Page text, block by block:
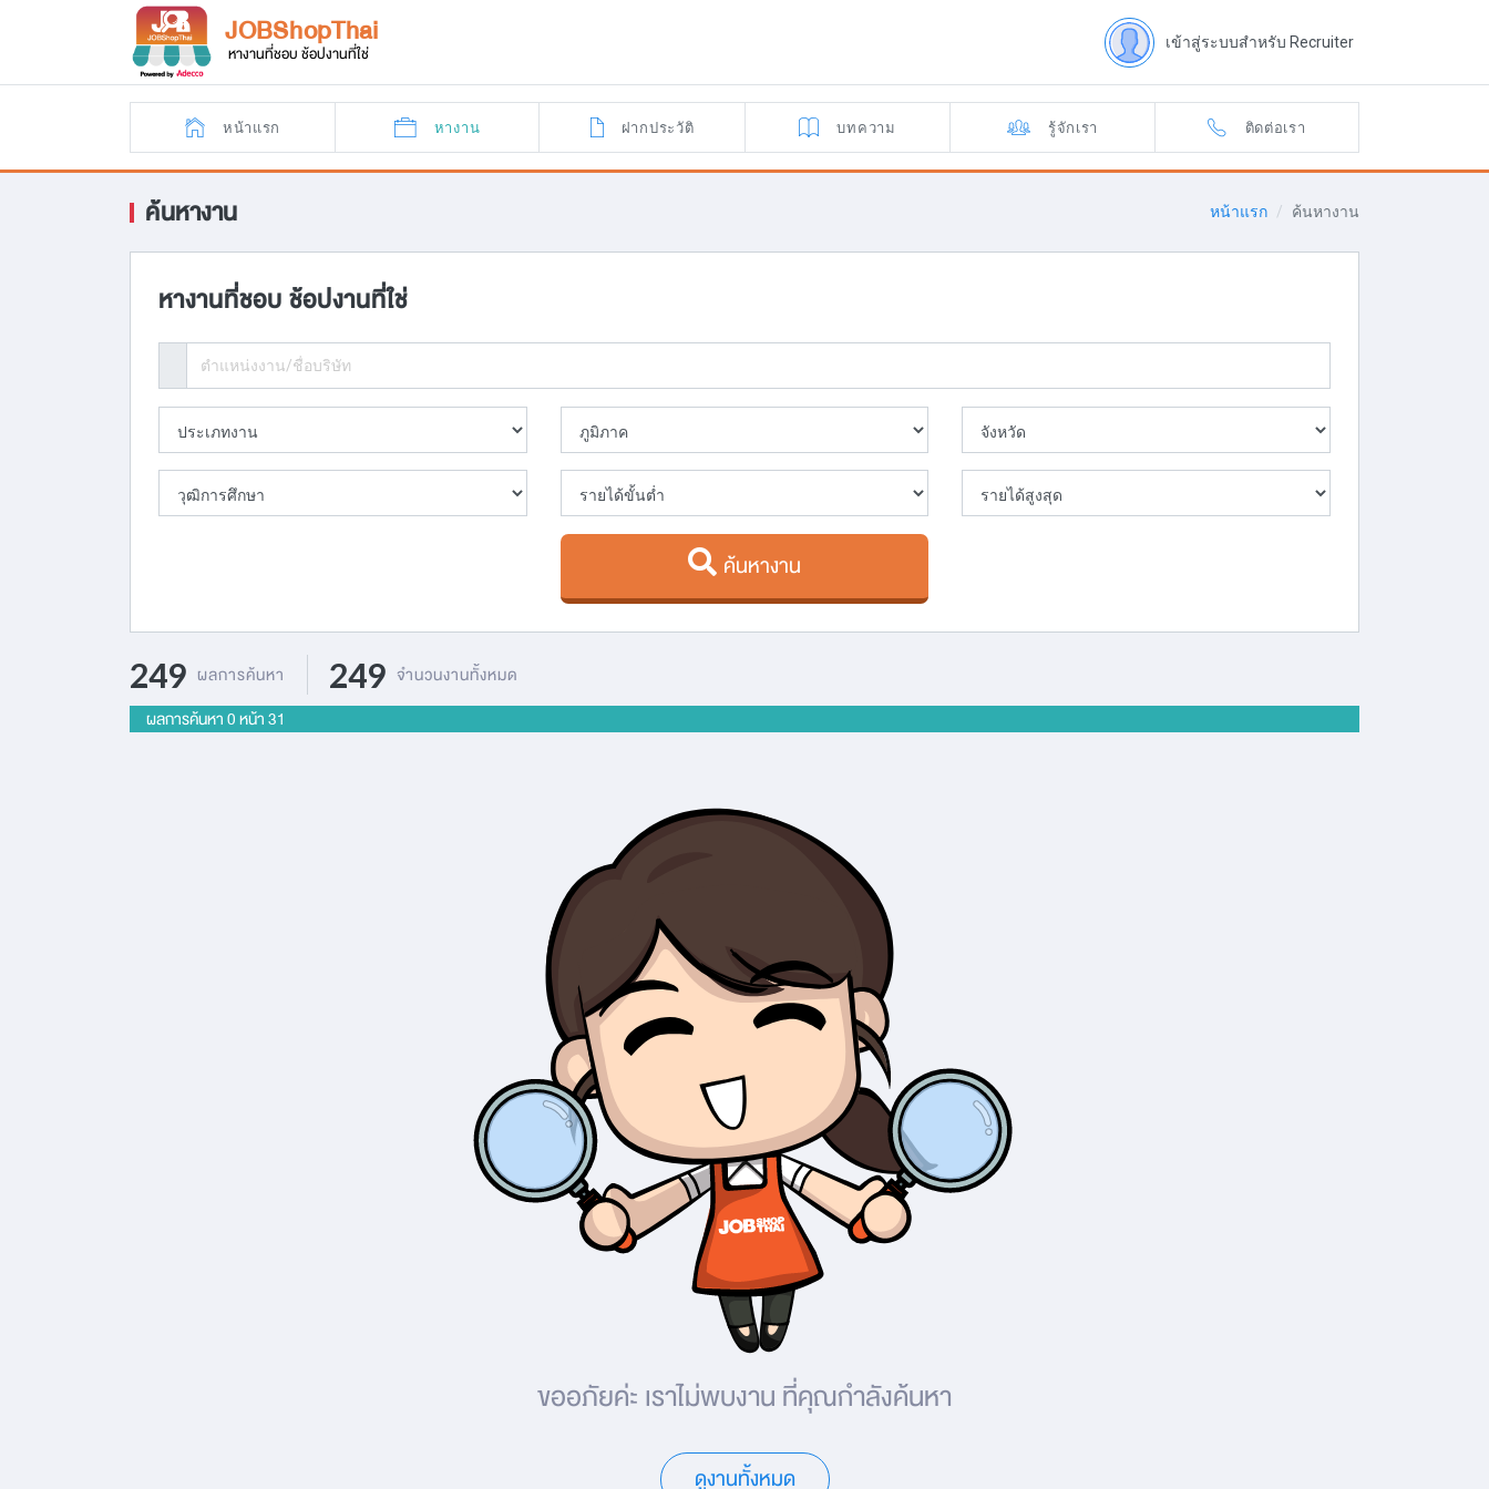
JOBShopThai
หางานที่ชอบ ช้อปงานที่ใช่
เข้าสู่ระบบสำหรับ Recruiter
หน้าแรก หางาน ฝากประวัติ บทความ รู้จักเรา ติดต่อเรา
หน้าแรก ค้นหางาน
ค้นหางาน
หางานที่ชอบ ช้อปงานที่ใช่
ค้นหางาน
249 ผลการค้นหา 249 จำนวนงานทั้งหมด
ผลการค้นหา0หน้า 31
ขออภัยค่ะ เราไม่พบงาน ที่คุณกำลังค้นหา
ดูงานทั้งหมด